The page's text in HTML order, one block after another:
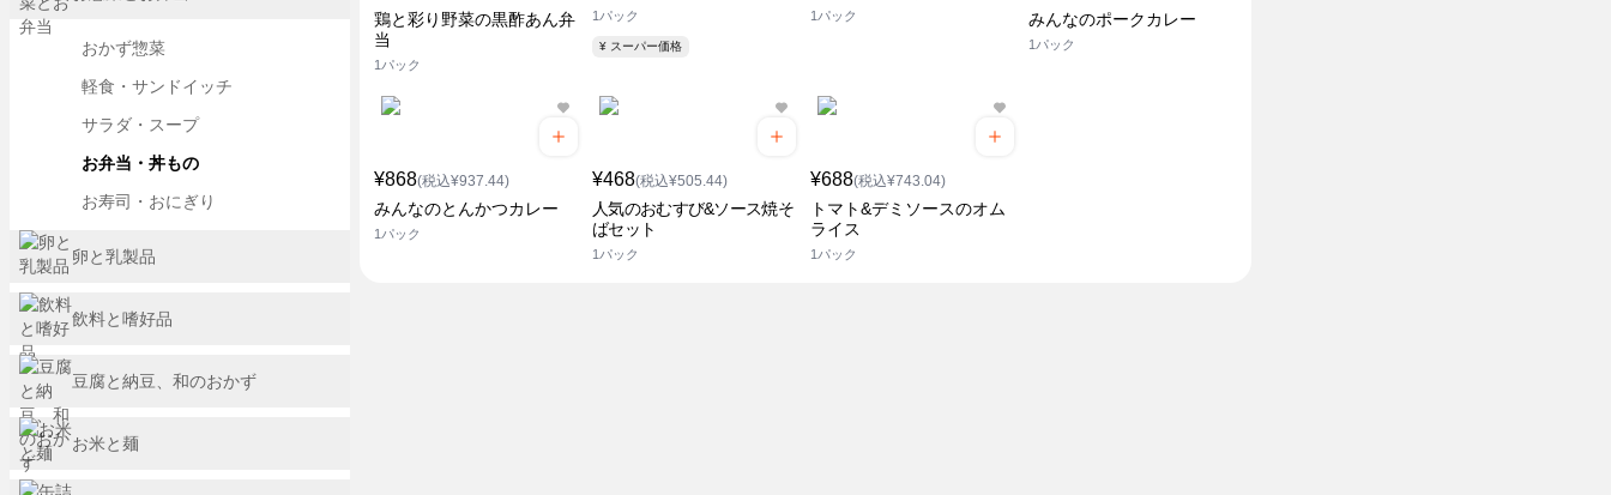
鶏と彩り野菜の黒酢あん弁
当
1パック
1パック
¥ スーパー価格
1パック みんなのポークカレー
1パック
¥868(税込¥937.44)
みんなのとんかつカレー
1パック
¥468(税込¥505.44)
人気のおむすび&ソース焼そ
ばセット
1パック
¥688(税込¥743.04)
トマト&デミソースのオム
ライス
1パック
おかず惣菜
軽食・サンドイッチ
サラダ・スープ
お弁当・丼もの
お寿司・おにぎり
卵と乳製品
飲料と嗜好品
豆腐と納豆、和のおかず
お米と麺